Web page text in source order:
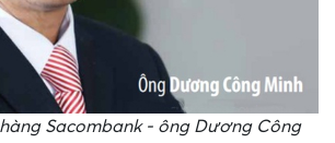
Sacombank - ông Dương Công